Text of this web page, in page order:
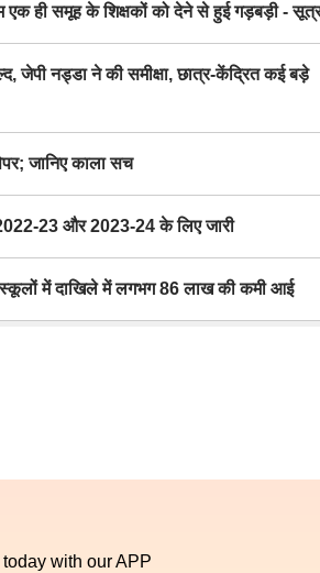
ही समूह के शिक्षकों को देने से हुई गड़बड़ी -
नड्डा ने की समीक्षा, छात्र-केंद्रित कई बड़े
जानिए काला सच
2022-23 और 2023-24 के लिए जारी
में दाखिले में लगभग 86 लाख की कमी आई
with our APP